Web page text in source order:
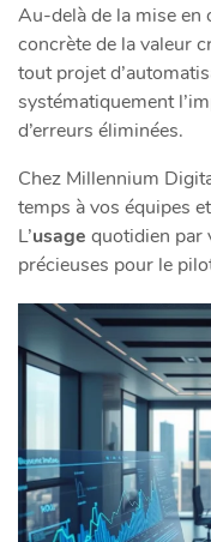
Au-delà de la mise
concrète de la valeur
tout projet
systématiquement
d’erreurs éliminées.
Chez Millennium
temps à vos équipes
L’usage quotidien par
précieuses pour le